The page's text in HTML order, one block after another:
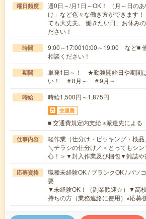
曜日頻度
週0日～/月1日～OK！ （月～日の
け」など色々な働き方ができます
ても大丈夫。 働きたい日、お休み
ださい！
時間
9:00～17:0010:00～19:00 など■
相談ください！
期間
単発1日～！ ★勤務開始日や期間
い！ ＃8月～ ＃9月～
時給 時給1,500円～1,875円
交通費
■ 交通費規定内支給 ※派遣先による
仕事内容
軽作業（仕分け・ピッキング・検品
＼チラシの仕分け／＜とってもシ
心！＞▼封入作業及び梱包▼雑誌
応募資格
職種未経験OK / ブランクOK / パソ
要
▼未経験OK！（副業歓迎☆）▼高
持ちの方（業務連絡に使用）※応募